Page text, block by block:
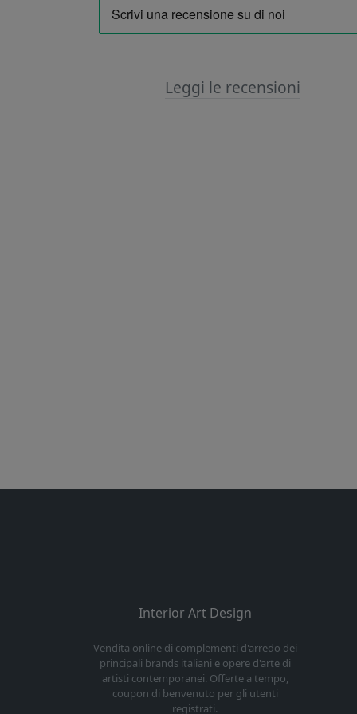
Leggi le recensioni
Interior Art Design
Vendita online di complementi d'arredo dei
principali brands italiani e opere d'arte di
artisti contemporanei. Offerte a tempo,
coupon di benvenuto per gli utenti
registrati.